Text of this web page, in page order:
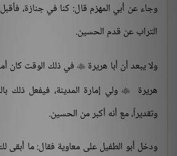
وجاء عن أبي المهزم قال: كنا في جنازة،
التراب عن قدم الحسين.
ولا يبعد أن أبا هريرة في ذلك الوقت كان
هريرة
 ولي إمارة المدينة، فيفعل ذلك
وتقديراً، مع أنه أكبر من الحسين.
ودخل أبو الطفيل على معاوية فقال: ما أبقى